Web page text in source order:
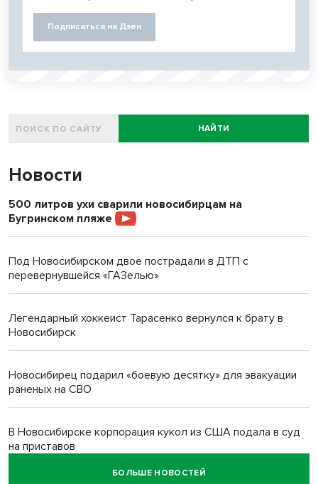
Подписаться на Дзен
НАЙТИ
Новости
500 литров ухи сварили новосибирцам на
Бугринском пляже
Под Новосибирском двое пострадали в ДТП с
перевернувшейся «ГАЗелью»
Легендарный хоккеист Тарасенко вернулся к брату в
Новосибирск
Новосибирец подарил «боевую десятку» для эвакуации
раненых на СВО
В Новосибирске корпорация кукол из США подала в суд
на приставов
БОЛЬШЕ НОВОСТЕЙ